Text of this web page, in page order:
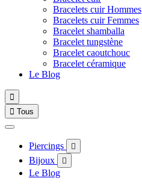
Bracelets cuir Hommes
Bracelets cuir Femmes
Bracelet shamballa
Bracelet tungstène
Bracelet caoutchouc
Bracelet céramique
Le Blog

 Tous
Piercings 
Bijoux 
Le Blog